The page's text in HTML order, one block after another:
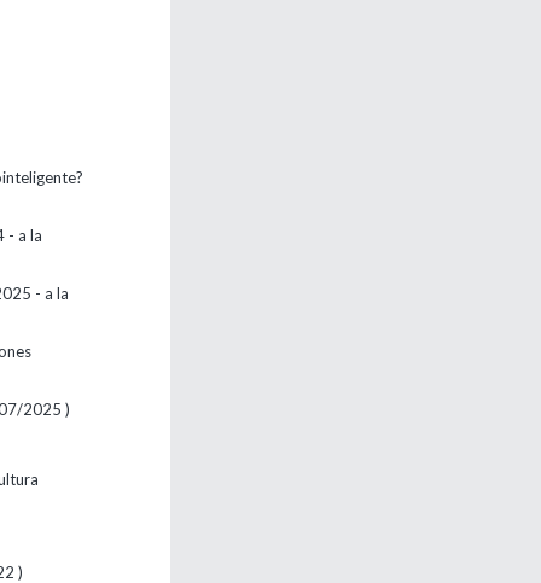
- a la
- a la
2025 )
)